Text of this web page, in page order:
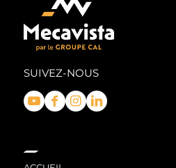
SUIVEZ-NOUS